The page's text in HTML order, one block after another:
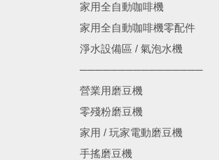
家用全自動咖啡機
家用全自動咖啡機零配件
淨水設備區 / 氣泡水機
────────────────
營業用磨豆機
零殘粉磨豆機
家用 / 玩家電動磨豆機
手搖磨豆機